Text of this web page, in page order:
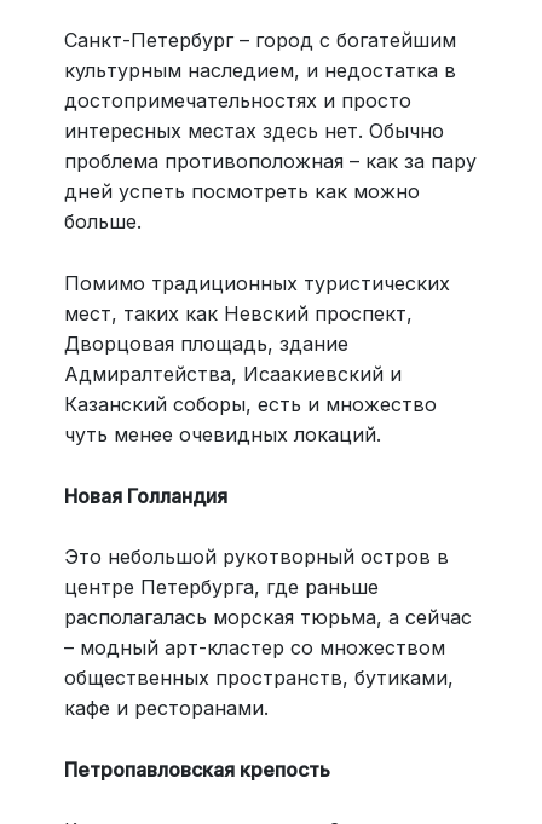
Санкт-Петербург – город с богатейшим
культурным наследием, и недостатка в
достопримечательностях и просто
интересных местах здесь нет. Обычно
проблема противоположная – как за пару
дней успеть посмотреть как можно
больше.
Помимо традиционных туристических
мест, таких как Невский проспект,
Дворцовая площадь, здание
Адмиралтейства, Исаакиевский и
Казанский соборы, есть и множество
чуть менее очевидных локаций.
Новая Голландия
Это небольшой рукотворный остров в
центре Петербурга, где раньше
располагалась морская тюрьма, а сейчас
– модный арт-кластер со множеством
общественных пространств, бутиками,
кафе и ресторанами.
Петропавловская крепость